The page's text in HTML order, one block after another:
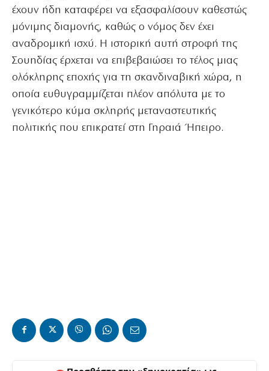
έχουν ήδη καταφέρει να εξασφαλίσουν καθεστώς
μόνιμης διαμονής, καθώς ο νόμος δεν έχει
αναδρομική ισχύ. Η ιστορική αυτή στροφή της
Σουηδίας έρχεται να επιβεβαιώσει το τέλος μιας
ολόκληρης εποχής για τη σκανδιναβική χώρα, η
οποία ευθυγραμμίζεται πλέον απόλυτα με το
γενικότερο κύμα σκληρής μεταναστευτικής
πολιτικής που επικρατεί στη Γηραιά Ήπειρο.